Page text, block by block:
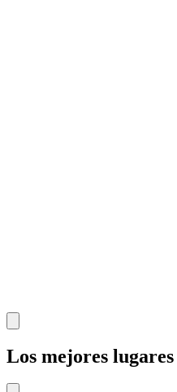
Los mejores